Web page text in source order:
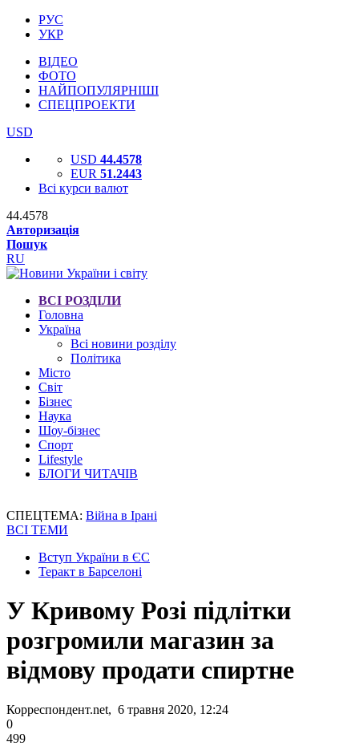
РУС
УКР
ВІДЕО
ФОТО
НАЙПОПУЛЯРНІШІ
СПЕЦПРОЕКТИ
USD
USD 44.4578
EUR 51.2443
Всі курси валют
44.4578
Авторизація
Пошук
RU
ВСІ РОЗДІЛИ
Головна
Україна
Всі новини розділу
Політика
Місто
Світ
Бізнес
Наука
Шоу-бізнес
Спорт
Lifestyle
БЛОГИ ЧИТАЧІВ
СПЕЦТЕМА: Війна в Ірані
ВСІ ТЕМИ
Вступ України в ЄС
Теракт в Барселоні
У Кривому Розі підлітки
розгромили магазин за
відмову продати спиртне
Корреспондент.net, 6 травня 2020, 12:24
0
499